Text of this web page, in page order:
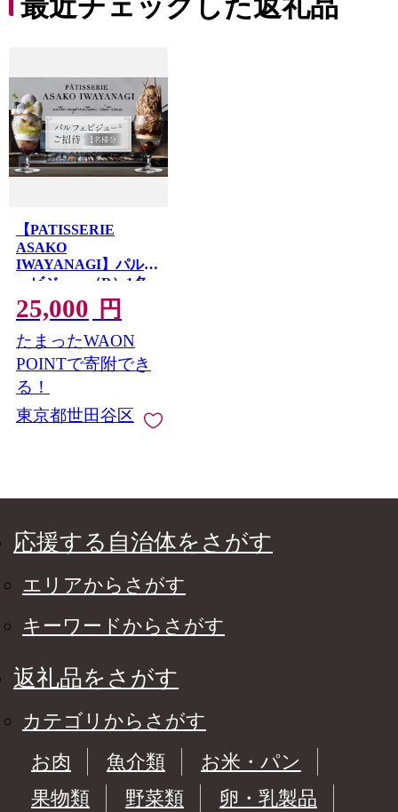
最近チェックした返礼品
【PATISSERIE
ASAKO
IWAYANAGI】パルフ
ェビジュー（R）1名
様分 ご招待 [2026年9
月10日(木) 14:30-15:45]
25,000 円
たまったWAON
POINTで寄附でき
る！
東京都世田谷区
応援する自治体をさがす
エリアからさがす
キーワードからさがす
返礼品をさがす
カテゴリからさがす
お肉
魚介類
お米・パン
果物類
野菜類
卵・乳製品